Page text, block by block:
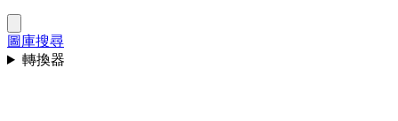
圖庫搜尋
轉換器